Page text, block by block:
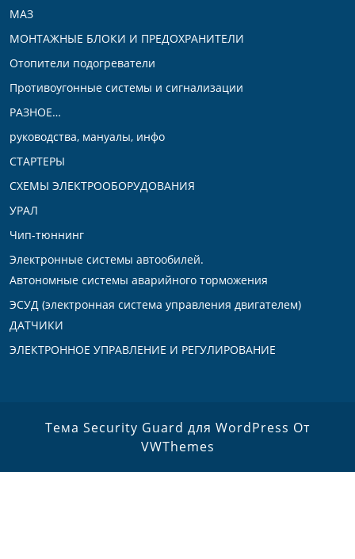
МАЗ
МОНТАЖНЫЕ БЛОКИ И ПРЕДОХРАНИТЕЛИ
Отопители подогреватели
Противоугонные системы и сигнализации
РАЗНОЕ…
руководства, мануалы, инфо
СТАРТЕРЫ
СХЕМЫ ЭЛЕКТРООБОРУДОВАНИЯ
УРАЛ
Чип-тюннинг
Электронные системы автообилей.
Автономные системы аварийного торможения
ЭСУД (электронная система управления двигателем)
ДАТЧИКИ
ЭЛЕКТРОННОЕ УПРАВЛЕНИЕ И РЕГУЛИРОВАНИЕ
Тема Security Guard для WordPress От
VWThemes